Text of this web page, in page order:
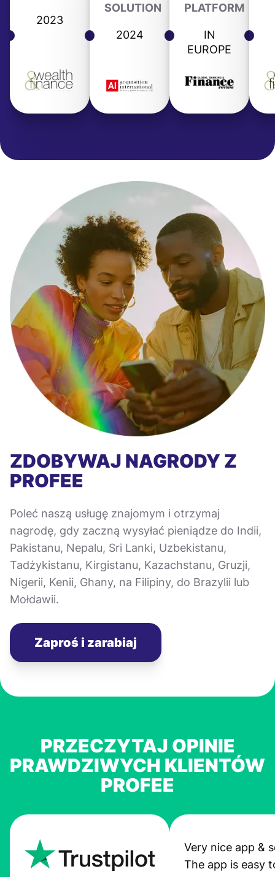
2023
SOLUTION
2024
PLATFORM
IN
EUROPE
ZDOBYWAJ NAGRODY Z
PROFEE
Poleć naszą usługę znajomym i otrzymaj
nagrodę, gdy zaczną wysyłać pieniądze do Indii,
Pakistanu, Nepalu, Sri Lanki, Uzbekistanu,
Tadżykistanu, Kirgistanu, Kazachstanu, Gruzji,
Nigerii, Kenii, Ghany, na Filipiny, do Brazylii lub
Mołdawii.
Zaproś i zarabiaj
PRZECZYTAJ OPINIE
PRAWDZIWYCH KLIENTÓW
PROFEE
Very nice app &
The app is easy